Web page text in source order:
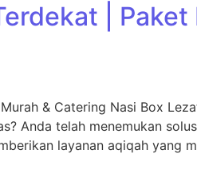
|
& Catering Nasi Box
Anda telah menemukan
layanan aqiqah yang